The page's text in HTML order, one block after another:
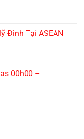
Đình Tại ASEAN
00h00 –